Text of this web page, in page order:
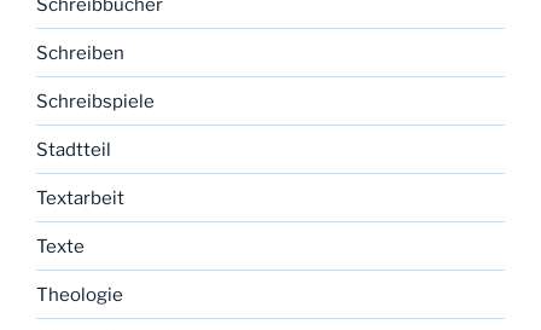
Schreibbücher
Schreiben
Schreibspiele
Stadtteil
Textarbeit
Texte
Theologie